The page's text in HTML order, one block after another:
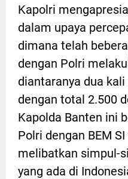
Kapolri
dalam upaya
dimana telah
dengan Polri
diantaranya dua
dengan total 2.500
Kapolda Banten ini
Polri dengan BEM
melibatkan simpul-
yang ada di